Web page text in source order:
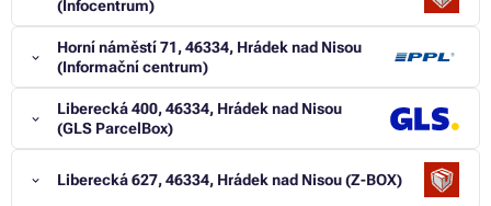
(Infocentrum)
Horní náměstí 71, 46334, Hrádek nad Nisou
(Informační centrum)
Liberecká 400, 46334, Hrádek nad Nisou
(GLS ParcelBox)
Liberecká 627, 46334, Hrádek nad Nisou (Z-BOX)